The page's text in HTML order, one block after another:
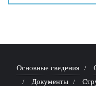
Основные сведения
Документы